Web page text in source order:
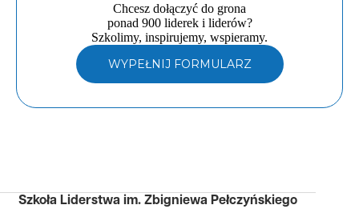
Chcesz dołączyć do grona
ponad 900 liderek i liderów?
Szkolimy, inspirujemy, wspieramy.
WYPEŁNIJ FORMULARZ
Szkoła Liderstwa im. Zbigniewa Pełczyńskiego